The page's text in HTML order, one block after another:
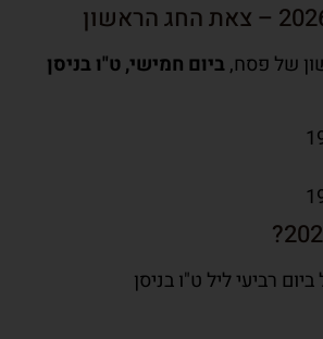
של פסח,ביום חמישי, ט"ו בניסן
2026 יחול ביום רביעי ליל ט"ו בניסן